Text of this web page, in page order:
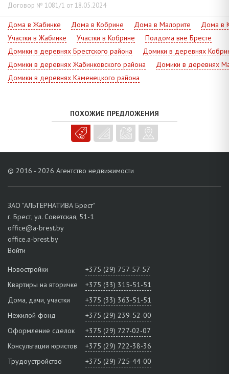
отопление - котел на твердом и жидком топливе, газ -
централизованный по улице, водоснабжение - скважина, гидрофор
и централизованное по улице. Телефон, волоконно-оптический
кабель.
Земельный участок площадью 0,0180 га огорожен забором,
дворовые площадки забетонированы. Территориальное
расположение объекта в пределах транспортной и социальной
инфраструктуры обеспечивает удобства, - рядом детский сад,
Рассмотрите этот вариант!
Договор № 1081/1 от 18.05.2024
Дома в Жабинке Дома в Кобрине Дома в Малорите
Дома в
Участки в Жабинке
Участки в Кобрине
Полдома вне Бресте
Домики в деревнях Брестского района
Домики в деревнях
Домики в деревнях Жабинковского района
Домики в деревнях
Домики в деревнях Каменецкого района
ПОХОЖИЕ ПРЕДЛОЖЕНИЯ
© 2016 - 2026 Агентство недвижимости
ЗАО "АЛЬТЕРНАТИВА Брест"
г. Брест, ул. Советская, 51-1
office@a-brest.by
office.a-brest.by
Войти
Новостройки
+375 (29) 757-57-57
Квартиры на вторичке
+375 (33) 315-51-51
Дома, дачи, участки
+375 (33) 363-51-51
Нежилой фонд
+375 (29) 239-52-00
Оформление сделок
+375 (29) 727-02-07
Консультации юристов
+375 (29) 722-38-36
Трудоустройство
+375 (29) 725-44-00